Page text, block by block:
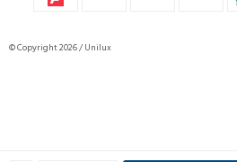
© Copyright 2026 / Unilux